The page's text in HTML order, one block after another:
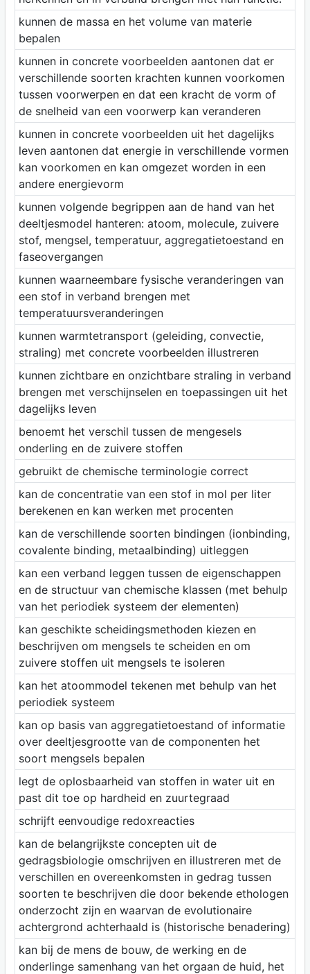
kunnen de massa en het volume van materie
bepalen
kunnen in concrete voorbeelden aantonen dat er
verschillende soorten krachten kunnen voorkomen
tussen voorwerpen en dat een kracht de vorm of
de snelheid van een voorwerp kan veranderen
kunnen in concrete voorbeelden uit het dagelijks
leven aantonen dat energie in verschillende vormen
kan voorkomen en kan omgezet worden in een
andere energievorm
kunnen volgende begrippen aan de hand van het
deeltjesmodel hanteren: atoom, molecule, zuivere
stof, mengsel, temperatuur, aggregatietoestand en
faseovergangen
kunnen waarneembare fysische veranderingen van
een stof in verband brengen met
temperatuursveranderingen
kunnen warmtetransport (geleiding, convectie,
straling) met concrete voorbeelden illustreren
kunnen zichtbare en onzichtbare straling in verband
brengen met verschijnselen en toepassingen uit het
dagelijks leven
benoemt het verschil tussen de mengesels
onderling en de zuivere stoffen
gebruikt de chemische terminologie correct
kan de concentratie van een stof in mol per liter
berekenen en kan werken met procenten
kan de verschillende soorten bindingen (ionbinding,
covalente binding, metaalbinding) uitleggen
kan een verband leggen tussen de eigenschappen
en de structuur van chemische klassen (met behulp
van het periodiek systeem der elementen)
kan geschikte scheidingsmethoden kiezen en
beschrijven om mengsels te scheiden en om
zuivere stoffen uit mengsels te isoleren
kan het atoommodel tekenen met behulp van het
periodiek systeem
kan op basis van aggregatietoestand of informatie
over deeltjesgrootte van de componenten het
soort mengsels bepalen
legt de oplosbaarheid van stoffen in water uit en
past dit toe op hardheid en zuurtegraad
schrijft eenvoudige redoxreacties
kan de belangrijkste concepten uit de
gedragsbiologie omschrijven en illustreren met de
verschillen en overeenkomsten in gedrag tussen
soorten te beschrijven die door bekende ethologen
onderzocht zijn en waarvan de evolutionaire
achtergrond achterhaald is (historische benadering)
kan bij de mens de bouw, de werking en de
onderlinge samenhang van het orgaan de huid, het